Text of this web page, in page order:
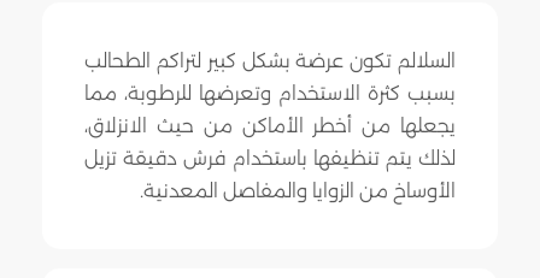
السلالم تكون عرضة بشكل كبير لتراكم الطحالب
بسبب كثرة الاستخدام وتعرضها للرطوبة، مما
يجعلها من أخطر الأماكن من حيث الانزلاق،
لذلك يتم تنظيفها باستخدام فرش دقيقة تزيل
الأوساخ من الزوايا والمفاصل المعدنية.